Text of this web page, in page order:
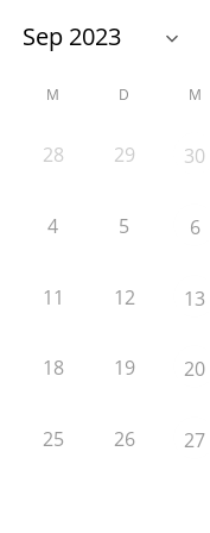
M D M
28 29 30
4 5 6
11 12 13
18 19 20
25 26 27